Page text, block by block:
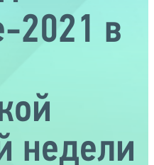
2021 в
недели